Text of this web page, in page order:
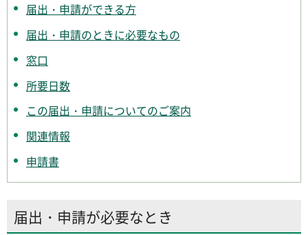
届出・申請ができる方
届出・申請のときに必要なもの
窓口
所要日数
この届出・申請についてのご案内
関連情報
申請書
届出・申請が必要なとき